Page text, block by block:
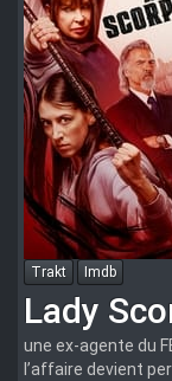
Trakt Imdb
Lady
une ex-agente du
l’affaire devient